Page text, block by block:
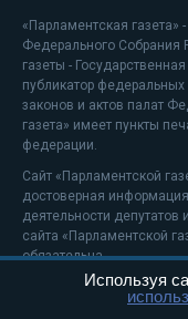
«Парламентская
Федерального Собрания
газеты -
публикатор
законов и актов палат
газета» имеет пункты
федерации.
Сайт «Парламентской
достоверная
деятельности депутатов
сайта «Парламентской
обязательна.
На информационном
Используя